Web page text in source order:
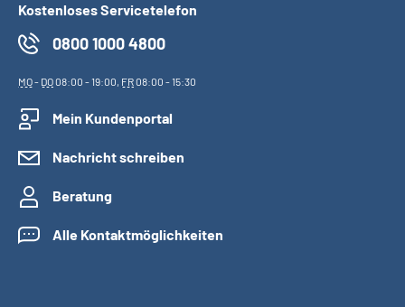
Kostenloses Servicetelefon
0800 1000 4800
MO- DO08:00 - 19:00, FR08:00 - 15:30
Mein Kundenportal
Nachricht schreiben
Beratung
Alle Kontaktmöglichkeiten